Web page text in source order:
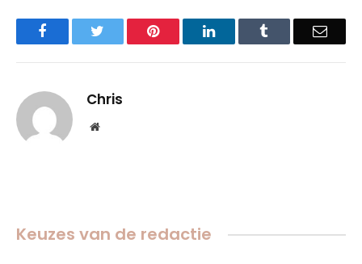
Facebook Pinterest LinkedIn Email
Chris
Website
Keuzes van de redactie